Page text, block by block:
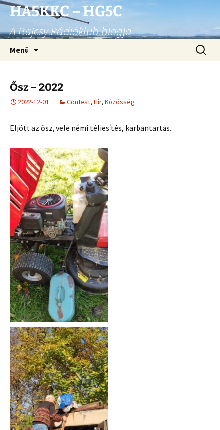
Ugrás
tartalomhoz
HA5KKC – HG5C
A Bajcsy Rádióklub blogja
Menü
Ősz – 2022
2022-12-01 Contest, Hír, Közösség
Eljött az ősz, vele némi téliesítés, karbantartás.